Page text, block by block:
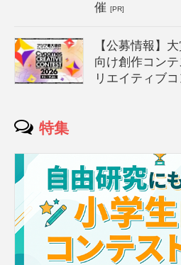
催[PR]
【公募情報】
向け創作コン
リエイティブ
特集